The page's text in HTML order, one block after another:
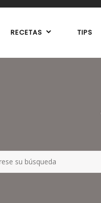
RECETAS TIPS